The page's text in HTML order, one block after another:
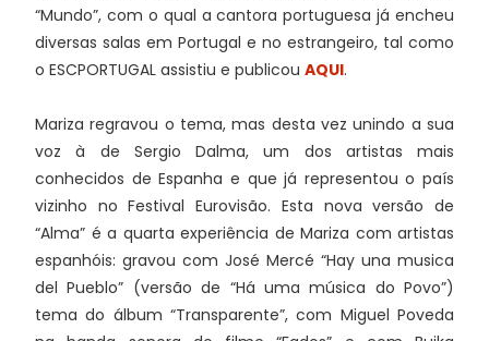
“Mundo”, com o qual a cantora portuguesa já encheu
diversas salas em Portugal e no estrangeiro, tal como
o ESCPORTUGAL assistiu e publicou AQUI.
Mariza regravou o tema, mas desta vez unindo a sua
voz à de Sergio Dalma, um dos artistas mais
conhecidos de Espanha e que já representou o país
vizinho no Festival Eurovisão. Esta nova versão de
“Alma” é a quarta experiência de Mariza com artistas
espanhóis: gravou com José Mercé “Hay una musica
del Pueblo” (versão de “Há uma música do Povo”)
tema do álbum “Transparente”, com Miguel Poveda